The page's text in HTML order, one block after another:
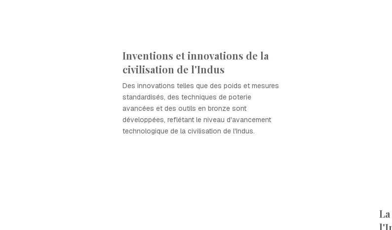
Inventions et innovations de la
civilisation de l'Indus
Des innovations telles que des poids et mesures
standardisés, des techniques de poterie
avancées et des outils en bronze sont
développées, reflétant le niveau d'avancement
technologique de la civilisation de l'Indus.